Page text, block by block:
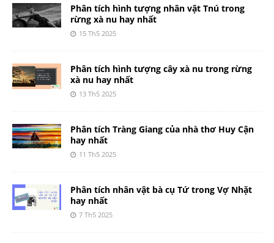
Phân tích hình tượng nhân vật Tnú trong
rừng xà nu hay nhất
15 Th5 2025
Phân tích hình tượng cây xà nu trong rừng
xà nu hay nhất
13 Th5 2025
Phân tích Tràng Giang của nhà thơ Huy Cận
hay nhất
11 Th5 2025
Phân tích nhân vật bà cụ Tứ trong Vợ Nhặt
hay nhất
7 Th5 2025